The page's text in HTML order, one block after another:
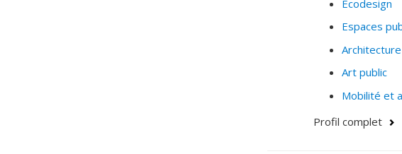
Écodesign
Espaces
Art public
Mobilité et
Profil complet